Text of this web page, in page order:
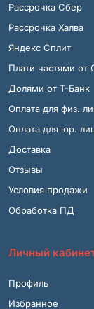
Рассрочка Сбер
Рассрочка Халва
Яндекс Сплит
Плати частями от
Долями от Т-Банк
Оплата для физ.
Оплата для юр.
Доставка
Отзывы
Условия продажи
Обработка ПД
Личный
Профиль
Избранное